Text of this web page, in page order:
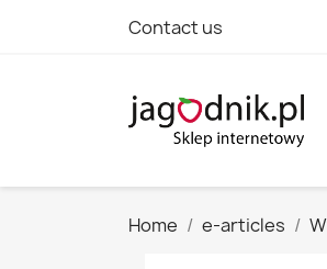
Contact us
Home e-articles